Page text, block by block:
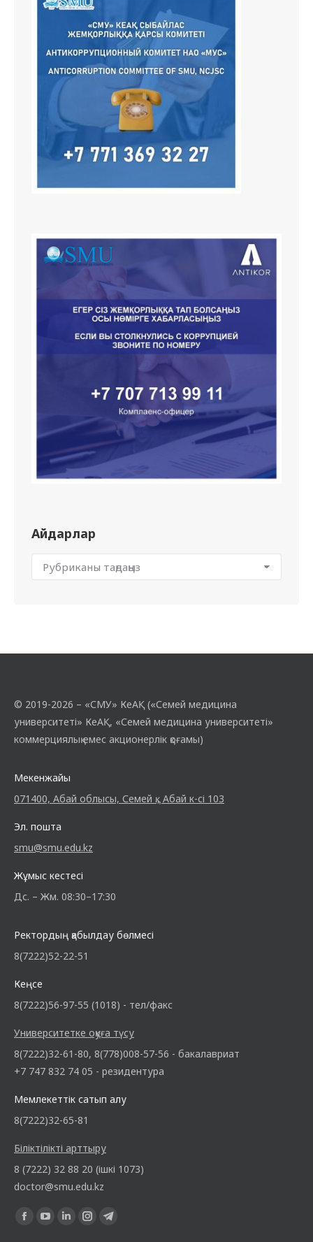
Айдарлар
© 2019-2026 – «СМУ» КеАҚ («Семей медицина
университеті» КеАҚ, «Семей медицина университеті»
коммерциялық емес акционерлік қоғамы)
Мекенжайы
071400, Абай облысы, Семей қ., Абай к-сі 103
Эл. пошта
smu@smu.edu.kz
Жұмыс кестесі
Дс. – Жм. 08:30–17:30
Ректордың қабылдау бөлмесі
8(7222)52-22-51
Кеңсе
8(7222)56-97-55 (1018) - тел/факс
Университетке оқуға түсу
8(7222)32-61-80, 8(778)008-57-56 - бакалавриат
+7 747 832 74 05 - резидентура
Мемлекеттік сатып алу
8(7222)32-65-81
Біліктілікті арттыру
8 (7222) 32 88 20 (ішкі 1073)
doctor@smu.edu.kz
Find us on: